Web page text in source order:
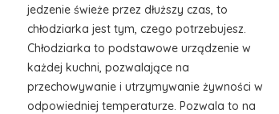
jedzenie świeże przez dłuższy czas, to
chłodziarka jest tym, czego potrzebujesz.
Chłodziarka to podstawowe urządzenie w
każdej kuchni, pozwalające na
przechowywanie i utrzymywanie żywności w
odpowiedniej temperaturze. Pozwala to na